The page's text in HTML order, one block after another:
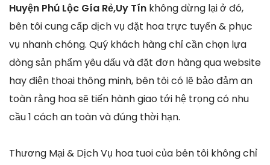
Huyện Phú Lộc Gía Rẻ,Uy Tín không dừng lại ở đó,
bên tôi cung cấp dịch vụ đặt hoa trực tuyến & phục
vụ nhanh chóng. Quý khách hàng chỉ cần chọn lựa
dòng sản phẩm yêu dấu và đặt đơn hàng qua website
hay điện thoại thông minh, bên tôi có lẽ bảo đảm an
toàn rằng hoa sẽ tiến hành giao tới hệ trọng có nhu
cầu 1 cách an toàn và đúng thời hạn.
Thương Mại & Dịch Vụ hoa tuoi của bên tôi không chỉ